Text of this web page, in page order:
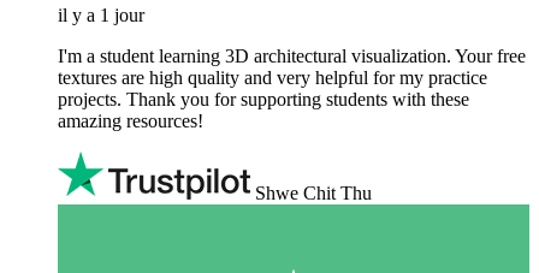
il y a 1 jour
I'm a student learning 3D architectural visualization. Your free
textures are high quality and very helpful for my practice
projects. Thank you for supporting students with these
amazing resources!
Shwe Chit Thu